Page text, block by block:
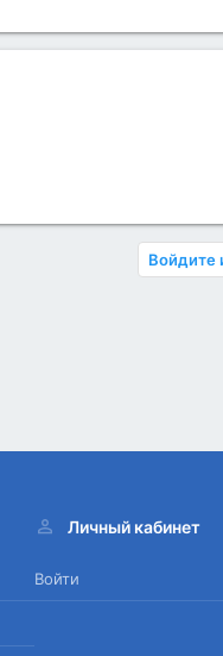
Войдите
Личный кабинет
Войти